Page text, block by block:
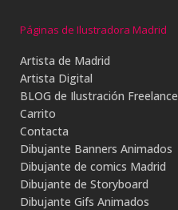
Páginas de Ilustradora Madrid
Artista de Madrid
Artista Digital
BLOG de Ilustración Freelance
Carrito
Contacta
Dibujante Banners Animados
Dibujante de comics Madrid
Dibujante de Storyboard
Dibujante Gifs Animados